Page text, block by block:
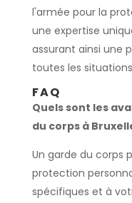
l'armée pour la
une expertise
assurant ainsi une
toutes les
FAQ
Quels sont les
du corps à
Un garde du corps
protection
spécifiques et à